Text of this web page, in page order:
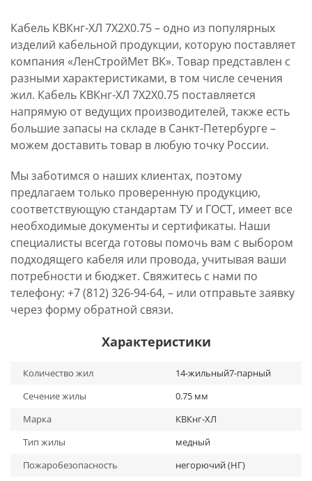
Кабель КВКнг-ХЛ 7Х2Х0.75 – одно из популярных
изделий кабельной продукции, которую поставляет
компания «ЛенСтройМет ВК». Товар представлен с
разными характеристиками, в том числе сечения
жил. Кабель КВКнг-ХЛ 7Х2Х0.75 поставляется
напрямую от ведущих производителей, также есть
большие запасы на складе в Санкт-Петербурге –
можем доставить товар в любую точку России.
Мы заботимся о наших клиентах, поэтому
предлагаем только проверенную продукцию,
соответствующую стандартам ТУ и ГОСТ, имеет все
необходимые документы и сертификаты. Наши
специалисты всегда готовы помочь вам с выбором
подходящего кабеля или провода, учитывая ваши
потребности и бюджет. Свяжитесь с нами по
телефону: +7 (812) 326-94-64, – или отправьте заявку
через форму обратной связи.
Характеристики
Количество жил
14-жильный7-парный
Сечение жилы
0.75 мм
Марка
КВКнг-ХЛ
Тип жилы
медный
Пожаробезопасность
негорючий (НГ)